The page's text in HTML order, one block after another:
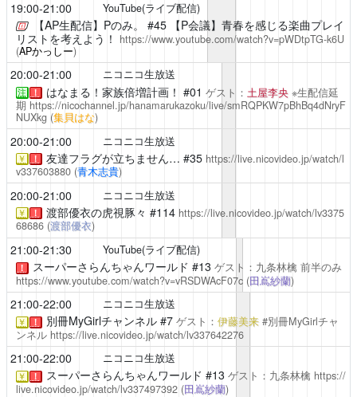
19:00-21:00 YouTube(ライブ配信)
【AP生配信】Pのみ。
#45 【P会議】青春を感じる楽曲プレイ
リストを考えよう！
https://www.youtube.com/watch?v=pWDtpTG-k6U
(APかっしー)
20:00-21:00 ニコニコ生放送
注 ！ はなまる！家族倍増計画！ #01 ゲスト： 土屋李央 ※生配信延
期 https://nicochannel.jp/hanamarukazoku/live/smRQPKW7pBhBq4dNryF
NUXkg (集貝はな)
20:00-21:00 ニコニコ生放送
￥ ！ 友達フラグが立ちません… #35 https://live.nicovideo.jp/watch/l
v337603880 (青木志貴)
20:00-21:00 ニコニコ生放送
￥ ！ 渡部優衣の虎視豚々 #114 https://live.nicovideo.jp/watch/lv3375
68686 (渡部優衣)
21:00-21:30 YouTube(ライブ配信)
！ スーパーさらんちゃんワールド #13 ゲスト：九条林檎 前半のみ
https://www.youtube.com/watch?v=vRSDWAcF07c (田嶌紗蘭)
21:00-22:00 ニコニコ生放送
￥ ！ 別冊MyGirlチャンネル #7 ゲスト： 伊藤美来#別冊MyGirlチャ
ンネル https://live.nicovideo.jp/watch/lv337642276
21:00-22:00 ニコニコ生放送
￥ ！ スーパーさらんちゃんワールド #13 ゲスト：九条林檎 https://
live.nicovideo.jp/watch/lv337497392 (田嶌紗蘭)